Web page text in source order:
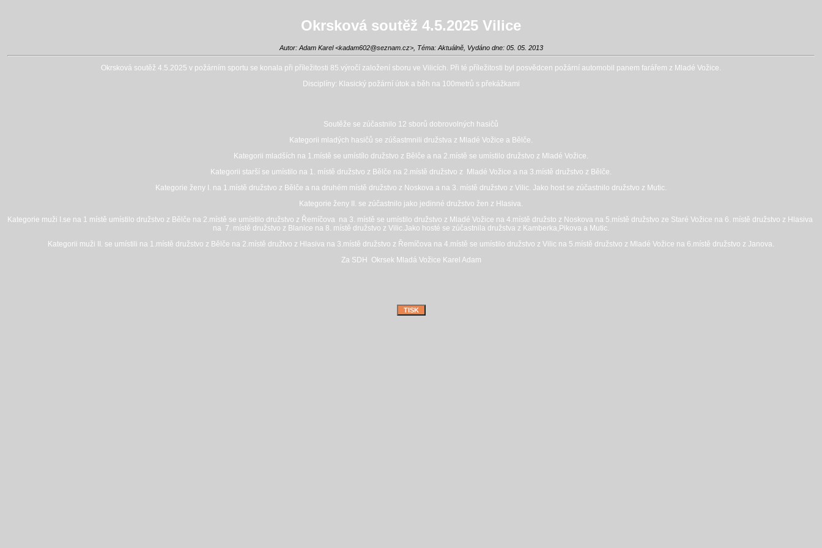
Okrsková soutěž 4.5.2025 Vilice
Autor: Adam Karel <kadam602@seznam.cz>, Téma: Aktuálně, Vydáno dne: 05. 05. 2013
Okrsková soutěž 4.5.2025 v požárním sportu se konala při příležitosti 85.výročí založení sboru ve Vilicích. Při té příležitosti byl posvědcen požární automobil panem farářem z Mladé Vožice.
Disciplíny: Klasický požární útok a běh na 100metrů s překážkami
Soutěže se zúčastnilo 12 sborů dobrovolných hasičů
Kategorii mladých hasičů se zúšastmnili družstva z Mladé Vožice a Bělče.
Kategorii mladších na 1.místě se umístílo družstvo z Bělče a na 2.místě se umístilo družstvo z Mladé Vožice.
Kategorii starší se umístilo na 1. místě družstvo z Bělče na 2.místě družstvo z Mladé Vožice a na 3.místě družstvo z Bělče.
Kategorie ženy I. na 1.místě družstvo z Bělče a na druhém místě družstvo z Noskova a na 3. místě družstvo z Vilic. Jako host se zúčastnilo družstvo z Mutic.
Kategorie ženy II. se zúčastnilo jako jedinné družstvo žen z Hlasiva.
Kategorie muži I.se na 1 místě umístilo družstvo z Bělče na 2.místě se umístilo družstvo z Řemíčova na 3. místě se umístilo družstvo z Mladé Vožice na 4.místě družsto z Noskova na 5.místě družstvo ze Staré Vožice na 6. místě družstvo z Hlasiva
na 7. místě družstvo z Blanice na 8. místě družstvo z Vilic.Jako hosté se zúčastnila družstva z Kamberka,Pikova a Mutic.
Kategorii muži II. se umístili na 1.místě družstvo z Bělče na 2.místě družtvo z Hlasiva na 3.místě družstvo z Řemíčova na 4.místě se umístilo družstvo z Vilic na 5.místě družstvo z Mladé Vožice na 6.místě družstvo z Janova.
Za SDH Okrsek Mladá Vožice Karel Adam